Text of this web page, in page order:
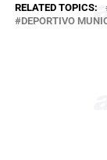
RELATED TOPICS:
DEPORTIVO